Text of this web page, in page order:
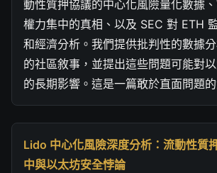
動性質押協議的中心化風險量化數據
權力集中的真相、以及 SEC 對 ETH
和經濟分析。我們提供批判性的數據
的社區敘事，並提出這些問題可能對
的長期影響。這是一篇敢於直面問題
Lido 中心化風險深度分析：流動性質
中與以太坊安全悖論